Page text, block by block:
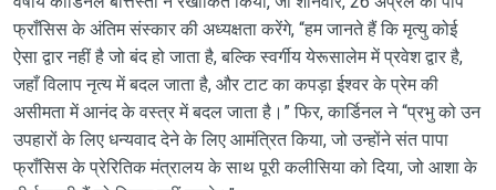
फ्राँसिस के अंतिम संस्कार की अध्यक्षता करेंगे, “हम जानते हैं कि मृत्यु कोई
ऐसा द्वार नहीं है जो बंद हो जाता है, बल्कि स्वर्गीय येरूसालेम में प्रवेश द्वार है,
जहाँ विलाप नृत्य में बदल जाता है, और टाट का कपड़ा ईश्वर के प्रेम की
असीमता में आनंद के वस्त्र में बदल जाता है।” फिर, कार्डिनल ने “प्रभु को उन
उपहारों के लिए धन्यवाद देने के लिए आमंत्रित किया, जो उन्होंने संत पापा
फ्राँसिस के प्रेरितिक मंत्रालय के साथ पूरी कलीसिया को दिया, जो आशा के